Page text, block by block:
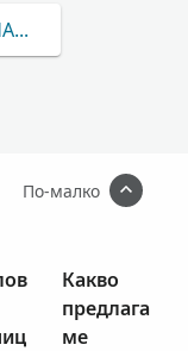
ПОВЕЧЕ ЗА
По-малко
Какво
предлага
ме